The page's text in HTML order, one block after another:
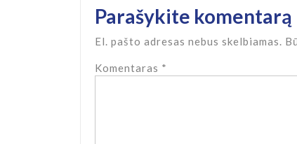
Parašykite komentarą
El. pašto adresas nebus skelbiamas.
Komentaras *